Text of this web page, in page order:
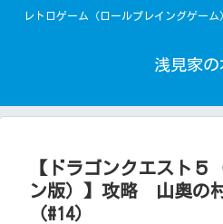
レトロゲーム（ロールプレイングゲーム
浅見家の
【ドラゴンクエスト５
ン版）】攻略 山奥の
（#14）